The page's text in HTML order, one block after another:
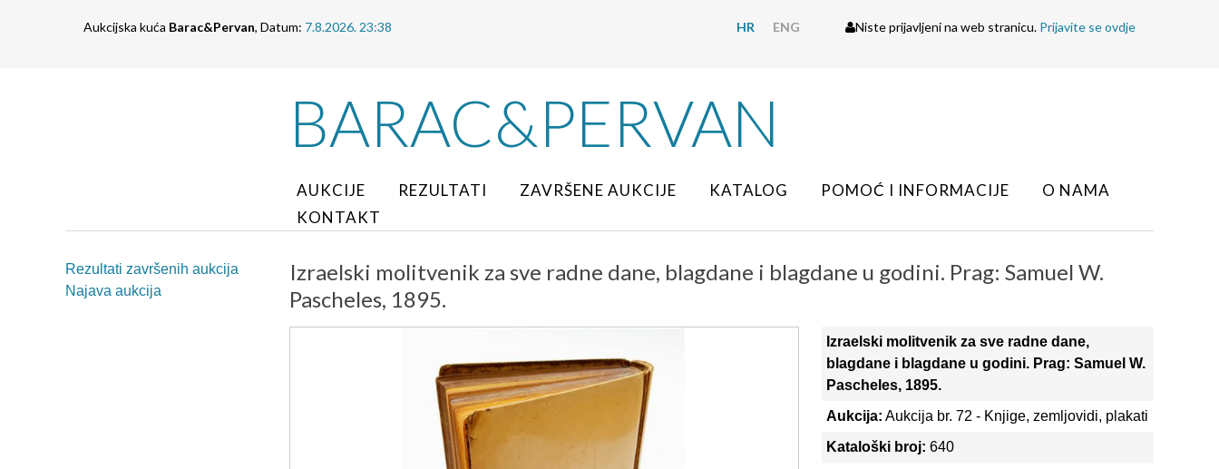
Aukcijska kuća Barac&Pervan, Datum: 7.8.2026. 23:38 HR ENG Niste prijavljeni na web stranicu. Prijavite se ovdje
BARAC&PERVAN
AUKCIJE REZULTATI ZAVRŠENE AUKCIJE KATALOG POMOĆ I INFORMACIJE
O NAMA
KONTAKT
Rezultati završenih aukcija
Najava aukcija
Izraelski molitvenik za sve radne dane, blagdane i blagdane u godini. Prag: Samuel W.
Pascheles, 1895.
Izraelski molitvenik za sve radne dane,
blagdane i blagdane u godini. Prag: Samuel W.
Pascheles, 1895.
Aukcija: Aukcija br. 72 - Knjige, zemljovidi, plakati
Kataloški broj: 640